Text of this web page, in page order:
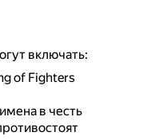
включать:
of Fighters
в честь